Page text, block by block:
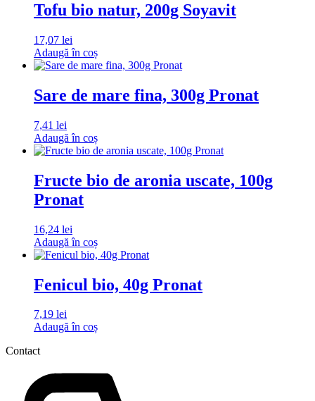
Tofu bio natur, 200g Soyavit
17,07 lei
Adaugă în coș
Sare de mare fina, 300g Pronat
7,41 lei
Adaugă în coș
Fructe bio de aronia uscate, 100g
Pronat
16,24 lei
Adaugă în coș
Fenicul bio, 40g Pronat
7,19 lei
Adaugă în coș
Contact